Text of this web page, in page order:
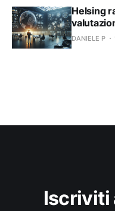
Helsing
DANIELE P
Iscriviti